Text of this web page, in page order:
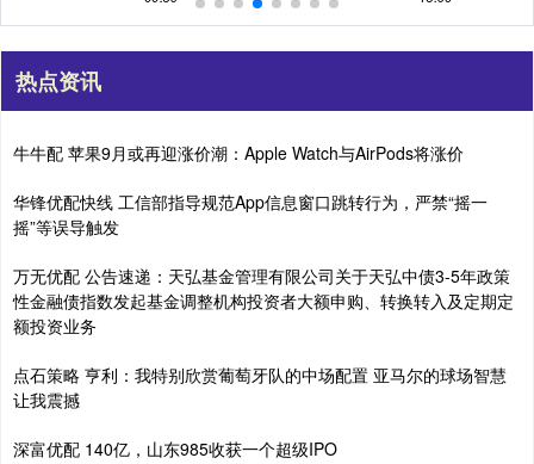
热点资讯
牛牛配 苹果9月或再迎涨价潮：Apple Watch与AirPods将涨价
华锋优配快线 工信部指导规范App信息窗口跳转行为，严禁“摇一
摇”等误导触发
万无优配 公告速递：天弘基金管理有限公司关于天弘中债3-5年政策
性金融债指数发起基金调整机构投资者大额申购、转换转入及定期定
额投资业务
点石策略 亨利：我特别欣赏葡萄牙队的中场配置 亚马尔的球场智慧
让我震撼
深富优配 140亿，山东985收获一个超级IPO